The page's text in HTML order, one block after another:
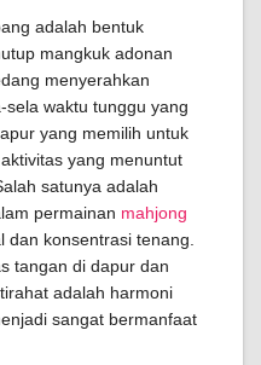
adalah bentuk
mangkuk adonan
menyerahkan
sela waktu tunggu yang
yang memilih untuk
yang menuntut
satunya adalah
permainan mahjong
konsentrasi tenang.
tangan di dapur dan
adalah harmoni
sangat bermanfaat